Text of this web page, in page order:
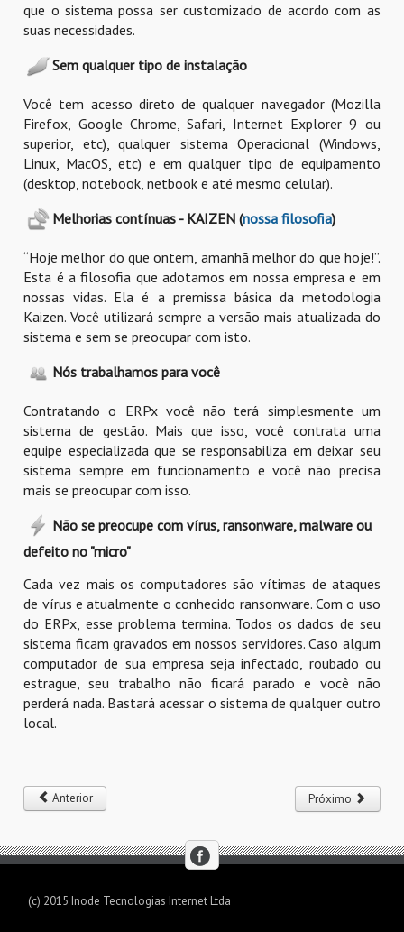
que o sistema possa ser customizado de acordo com as
suas necessidades.
Sem qualquer tipo de instalação
Você tem acesso direto de qualquer navegador (Mozilla
Firefox, Google Chrome, Safari, Internet Explorer 9 ou
superior, etc), qualquer sistema Operacional (Windows,
Linux, MacOS, etc) e em qualquer tipo de equipamento
(desktop, notebook, netbook e até mesmo celular).
Melhorias contínuas - KAIZEN (nossa filosofia)
“Hoje melhor do que ontem, amanhã melhor do que hoje!”.
Esta é a filosofia que adotamos em nossa empresa e em
nossas vidas. Ela é a premissa básica da metodologia
Kaizen. Você utilizará sempre a versão mais atualizada do
sistema e sem se preocupar com isto.
Nós trabalhamos para você
Contratando o ERPx você não terá simplesmente um
sistema de gestão. Mais que isso, você contrata uma
equipe especializada que se responsabiliza em deixar seu
sistema sempre em funcionamento e você não precisa
mais se preocupar com isso.
Não se preocupe com vírus, ransonware, malware ou
defeito no "micro"
Cada vez mais os computadores são vítimas de ataques
de vírus e atualmente o conhecido ransonware. Com o uso
do ERPx, esse problema termina. Todos os dados de seu
sistema ficam gravados em nossos servidores. Caso algum
computador de sua empresa seja infectado, roubado ou
estrague, seu trabalho não ficará parado e você não
perderá nada. Bastará acessar o sistema de qualquer outro
local.
Anterior Próximo
(c) 2015 Inode Tecnologias Internet Ltda